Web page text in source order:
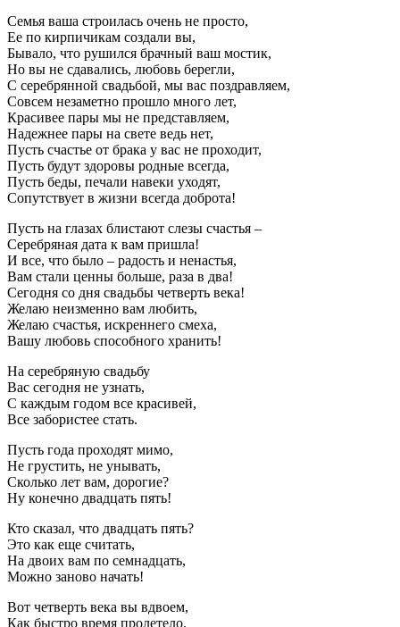
Семья ваша строилась очень не просто,
Ее по кирпичикам создали вы,
Бывало, что рушился брачный ваш мостик,
Но вы не сдавались, любовь берегли,
С серебрянной свадьбой, мы вас поздравляем,
Совсем незаметно прошло много лет,
Красивее пары мы не представляем,
Надежнее пары на свете ведь нет,
Пусть счастье от брака у вас не проходит,
Пусть будут здоровы родные всегда,
Пусть беды, печали навеки уходят,
Сопутствует в жизни всегда доброта!
Пусть на глазах блистают слезы счастья –
Серебряная дата к вам пришла!
И все, что было – радость и ненастья,
Вам стали ценны больше, раза в два!
Сегодня со дня свадьбы четверть века!
Желаю неизменно вам любить,
Желаю счастья, искреннего смеха,
Вашу любовь способного хранить!
На серебряную свадьбу
Вас сегодня не узнать,
С каждым годом все красивей,
Все забористее стать.
Пусть года проходят мимо,
Не грустить, не унывать,
Сколько лет вам, дорогие?
Ну конечно двадцать пять!
Кто сказал, что двадцать пять?
Это как еще считать,
На двоих вам по семнадцать,
Можно заново начать!
Вот четверть века вы вдвоем,
Как быстро время пролетело.